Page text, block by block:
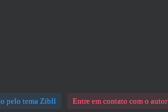
pelo tema Zibll Entre em contato com o autor